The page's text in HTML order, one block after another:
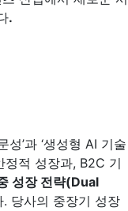
.
’과 ‘생성형 AI 기술
정적 성장과, B2C 기
성장 전략(Dual
당사의 중장기 성장